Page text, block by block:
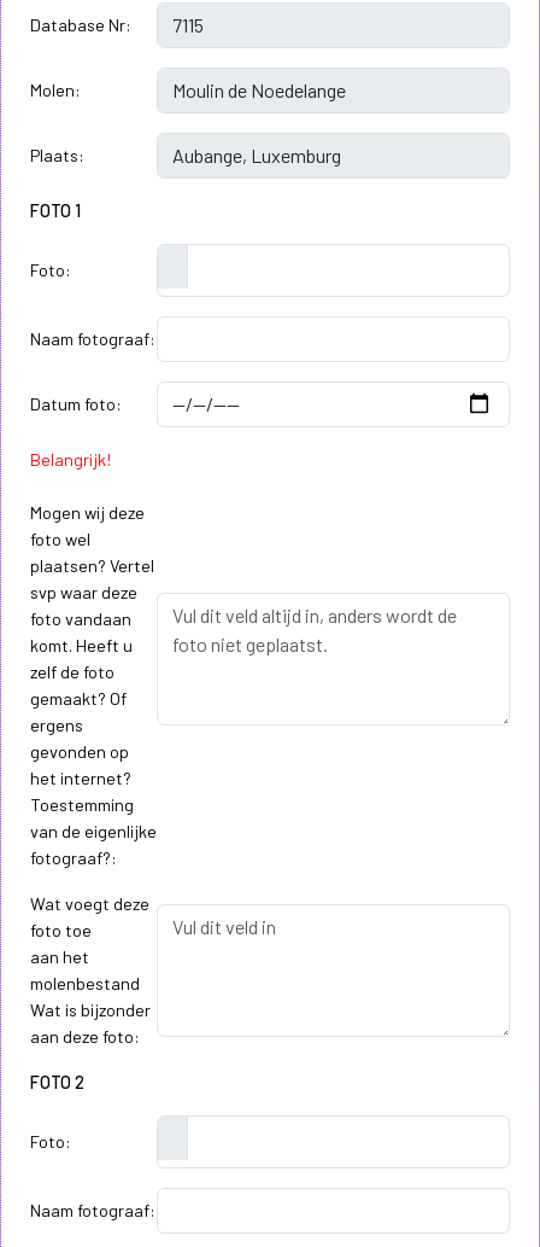
Database Nr:
Molen:
Plaats:
FOTO 1
Foto:
Naam fotograaf:
Datum foto:
Belangrijk!
Mogen wij deze
foto wel
plaatsen? Vertel
svp waar deze
foto vandaan
komt. Heeft u
zelf de foto
gemaakt? Of
ergens
gevonden op
het internet?
Toestemming
van de eigenlijke
fotograaf?:
Wat voegt deze
foto toe
aan het
molenbestand
Wat is bijzonder
aan deze foto:
FOTO 2
Foto:
Naam fotograaf: